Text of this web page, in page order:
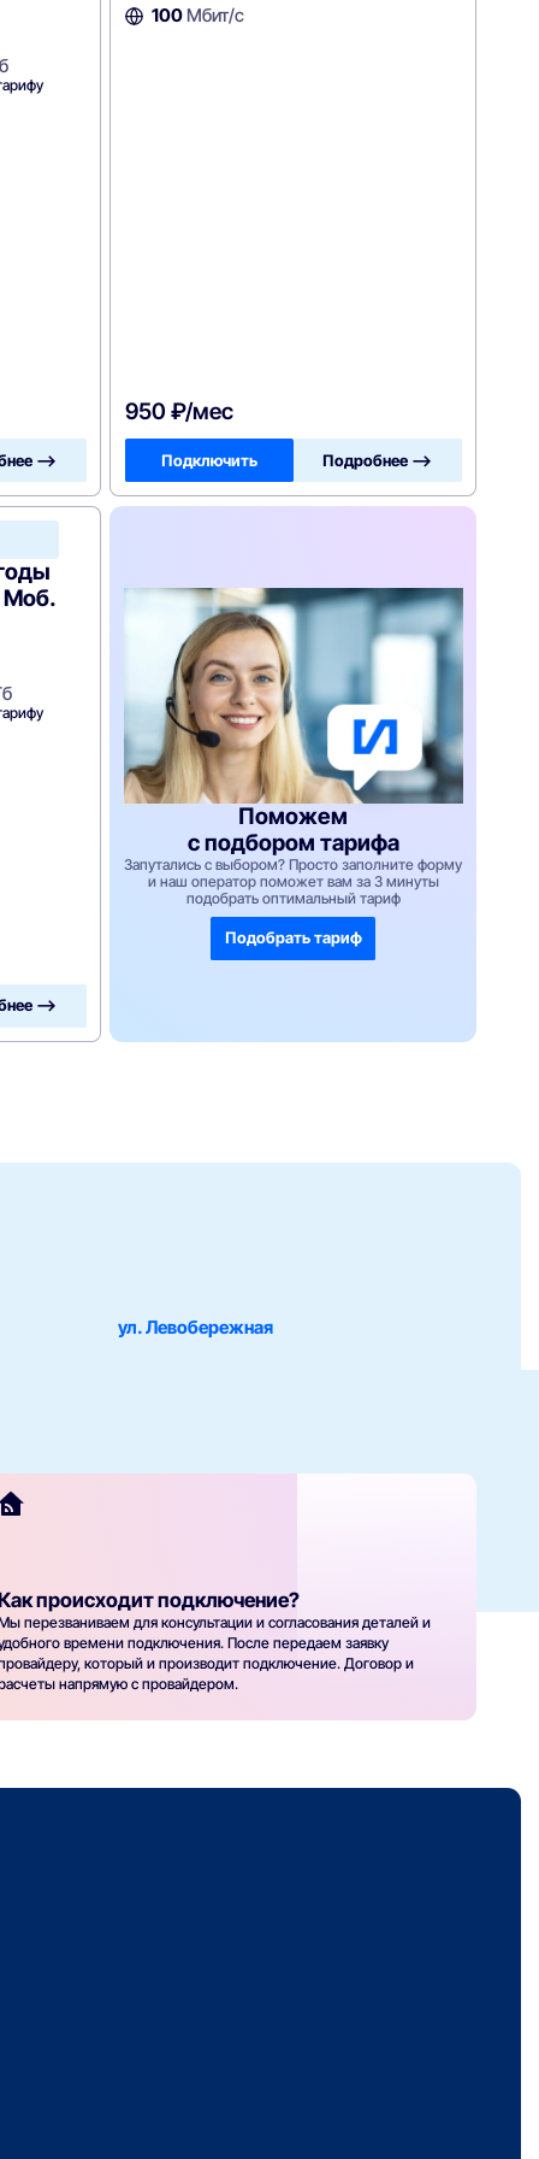
—>
100 Мбит/с
950 ₽/мес
Подключить Подробнее —>
Моб.
—>
Поможем
с подбором тарифа
Запутались с выбором? Просто заполните форму
и наш оператор поможет вам за 3 минуты
подобрать оптимальный тариф
Подобрать тариф
ул. Левобережная
происходит подключение?
перезваниваем для консультации и согласования деталей и
времени подключения. После передаем заявку
который и производит подключение. Договор и
напрямую с провайдером.